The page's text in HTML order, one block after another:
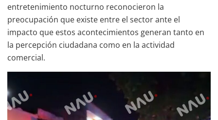
entretenimiento nocturno reconocieron la
preocupación que existe entre el sector ante el
impacto que estos acontecimientos generan tanto en
la percepción ciudadana como en la actividad
comercial.